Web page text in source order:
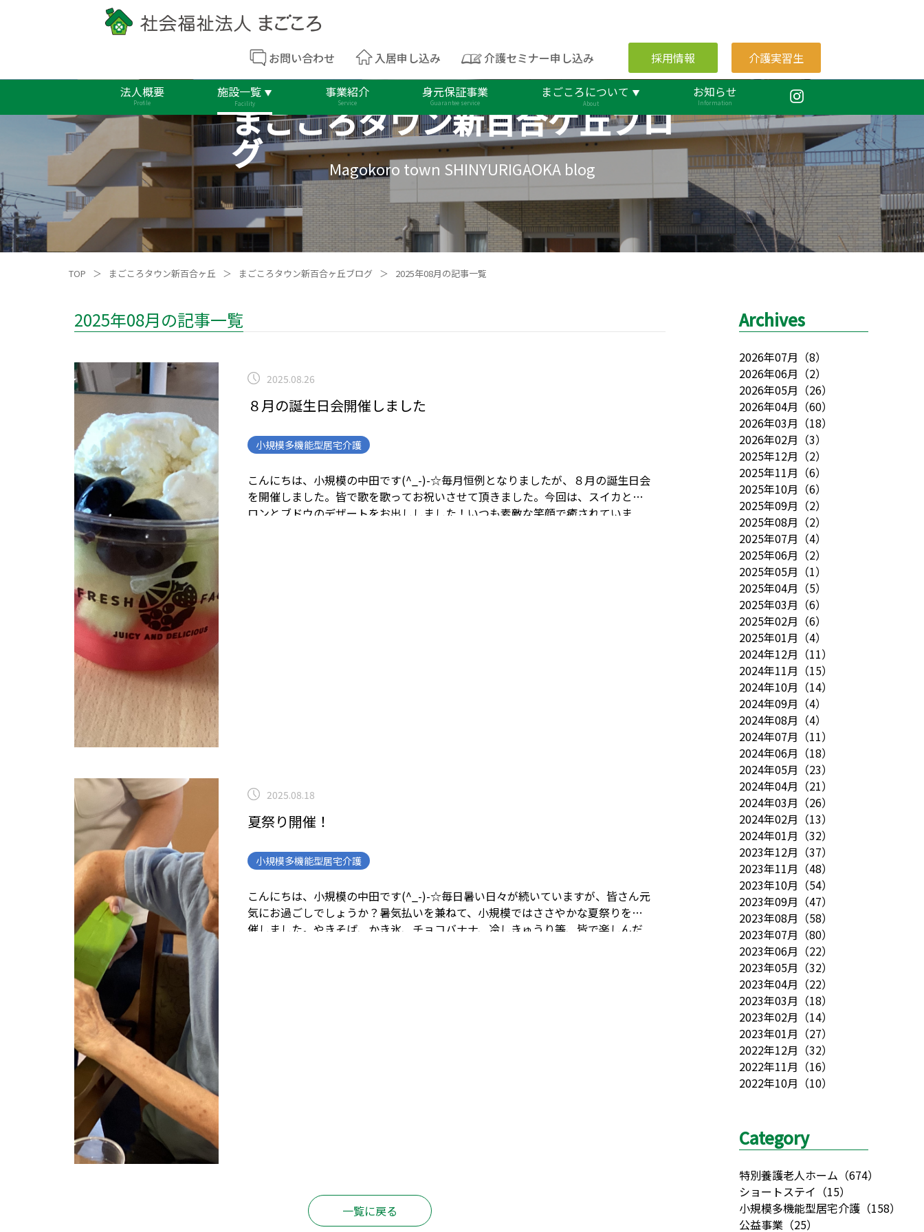
お問い合わせ 入居申し込み 介護セミナー申し込み 採用情報 介護実習生
法人概要
Profile
施設一覧
Facility
事業紹介
Service
身元保証事業
Guarantee service
まごころについて
About
お知らせ
Information
まごころタウン新百合ケ丘ブロ
グ Magokoro town SHINYURIGAOKA blog
TOP ＞ まごころタウン新百合ヶ丘 ＞ まごころタウン新百合ヶ丘ブログ ＞ 2025年08月の記事一覧
2025年08月の記事一覧
2025.08.26
８月の誕生日会開催しました
小規模多機能型居宅介護
こんにちは、小規模の中田です(^_-)-☆毎月恒例となりましたが、８月の誕生日会
を開催しました。 皆で歌を歌ってお祝いさせて頂きました。 今回は、スイカとメ
ロンとブドウのデザートをお出ししました！ いつも素敵な笑顔で癒されていま
2025.08.18
夏祭り開催！
小規模多機能型居宅介護
こんにちは、小規模の中田です(^_-)-☆毎日暑い日々が続いていますが、皆さん元
気にお過ごしでしょうか？ 暑気払いを兼ねて、小規模ではささやかな夏祭りを開
催しました。 やきそば、かき氷、チョコバナナ、冷しきゅうり等、皆で楽しんだ
一覧に戻る
Archives
2026年07月 （8）
2026年06月 （2）
2026年05月 （26）
2026年04月 （60）
2026年03月 （18）
2026年02月 （3）
2025年12月 （2）
2025年11月 （6）
2025年10月 （6）
2025年09月 （2）
2025年08月 （2）
2025年07月 （4）
2025年06月 （2）
2025年05月 （1）
2025年04月 （5）
2025年03月 （6）
2025年02月 （6）
2025年01月 （4）
2024年12月 （11）
2024年11月 （15）
2024年10月 （14）
2024年09月 （4）
2024年08月 （4）
2024年07月 （11）
2024年06月 （18）
2024年05月 （23）
2024年04月 （21）
2024年03月 （26）
2024年02月 （13）
2024年01月 （32）
2023年12月 （37）
2023年11月 （48）
2023年10月 （54）
2023年09月 （47）
2023年08月 （58）
2023年07月 （80）
2023年06月 （22）
2023年05月 （32）
2023年04月 （22）
2023年03月 （18）
2023年02月 （14）
2023年01月 （27）
2022年12月 （32）
2022年11月 （16）
2022年10月 （10）
Category
特別養護老人ホーム （674）
ショートステイ （15）
小規模多機能型居宅介護 （158）
公益事業 （25）